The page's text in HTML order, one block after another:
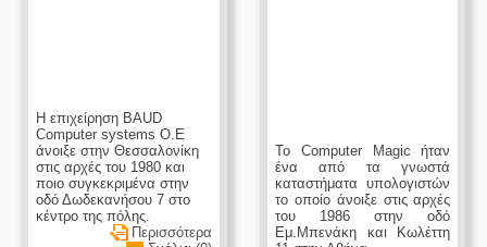
Η επιχείρηση BAUD
Computer systems Ο.Ε
άνοιξε στην Θεσσαλονίκη
στις αρχές του 1980 και
ποιο συγκεκριμένα στην
οδό Δωδεκανήσου 7 στο
κέντρο της πόλης.
Περισσότερα
Το Computer Magic ήταν
ένα από τα γνωστά
καταστήματα υπολογιστών
το οποίο άνοιξε στις αρχές
του 1986 στην οδό
Εμ.Μπενάκη και Κωλέττη